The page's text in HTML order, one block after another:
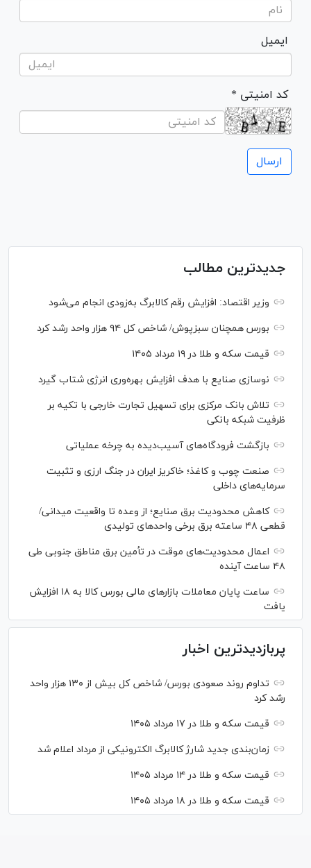
ایمیل
* کد امنیتی
جدیدترین مطالب
وزیر اقتصاد: افزایش رقم کالابرگ به‌زودی انجام می‌شود
بورس همچنان سبزپوش/ شاخص کل ۹۴ هزار واحد رشد کرد
قیمت سکه و طلا در ۱۹ مرداد ۱۴۰۵
نوسازی صنایع با هدف افزایش بهره‌وری انرژی شتاب گیرد
تلاش بانک مرکزی برای تسهیل تجارت خارجی با تکیه بر
ظرفیت شبکه بانکی
بازگشت فرودگاه‌های آسیب‌دیده به چرخه عملیاتی
صنعت چوب و کاغذ؛ خاکریز ایران در جنگ ارزی و تثبیت
سرمایه‌های داخلی
کاهش محدودیت برق صنایع؛ از وعده تا واقعیت میدانی/
قطعی ۴۸ ساعته برق برخی واحد‌های تولیدی
اعمال محدودیت‌های موقت در تأمین برق مناطق جنوبی طی
۴۸ ساعت آینده
ساعت پایان معاملات بازار‌های مالی بورس کالا به ۱۸ افزایش
یافت
پربازدیدترین اخبار
تداوم روند صعودی بورس/ شاخص کل بیش از ۱۳۰ هزار واحد
رشد کرد
قیمت سکه و طلا در ۱۷ مرداد ۱۴۰۵
زمان‌بندی جدید شارژ کالابرگ الکترونیکی از مرداد اعلام شد
قیمت سکه و طلا در ۱۴ مرداد ۱۴۰۵
قیمت سکه و طلا در ۱۸ مرداد ۱۴۰۵